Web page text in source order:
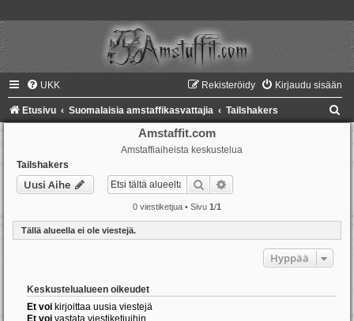
UKK Kirjaudu sisään
Rekisteröidy
Etusivu Suomalaisia amstaffikasvattajia Tailshakers
Amstaffit.com
Amstaffiaiheista keskustelua
Tailshakers
Uusi Aihe Etsi
0 viestiketjua • Sivu 1/1
Tällä alueella ei ole viestejä.
Hyppää
Keskustelualueen oikeudet
Et voi kirjoittaa uusia viestejä
Et voi vastata viestiketjuihin